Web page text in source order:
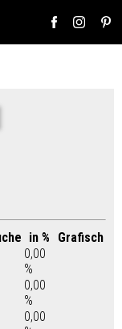
in %
Grafisch
0,00
%
0,00
%
0,00